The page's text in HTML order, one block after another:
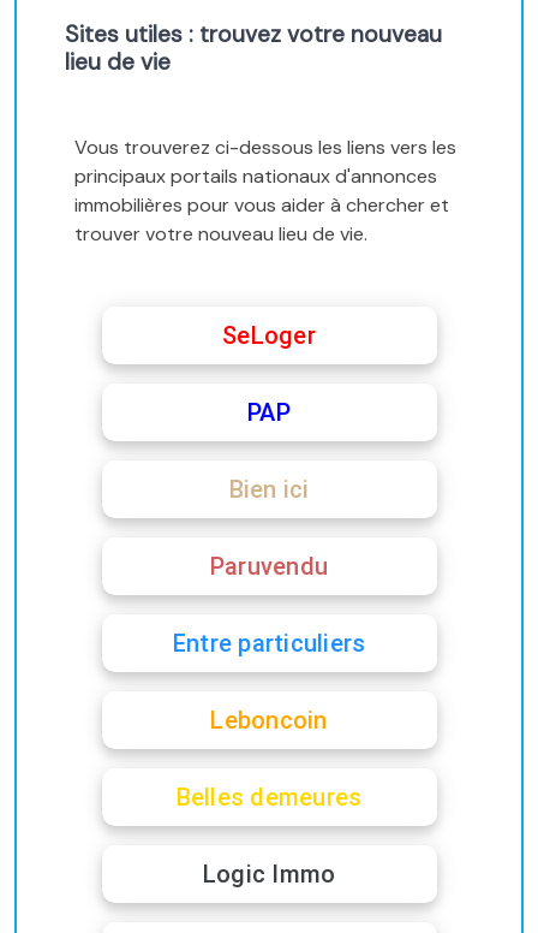
Sites utiles : trouvez votre nouveau
lieu de vie
Vous trouverez ci-dessous les liens vers les
principaux portails nationaux d'annonces
immobilières pour vous aider à chercher et
trouver votre nouveau lieu de vie.
SeLoger
PAP
Bien ici
Paruvendu
Entre particuliers
Leboncoin
Belles demeures
Logic Immo